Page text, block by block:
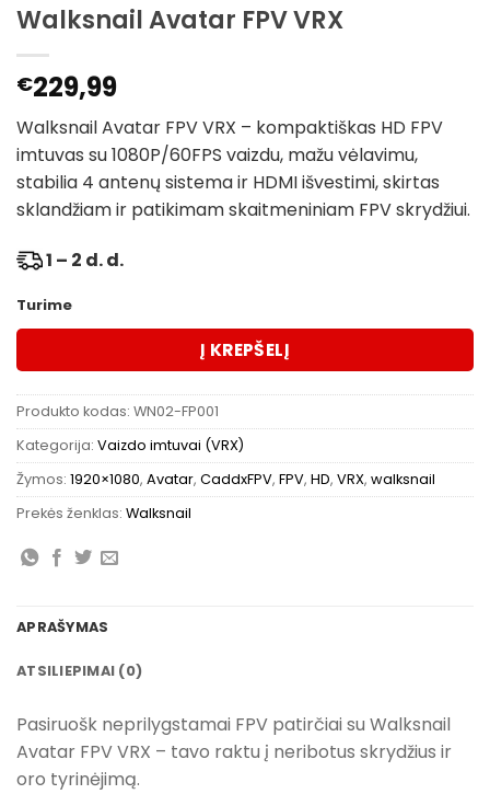
Walksnail Avatar FPV VRX
€229,99
Walksnail Avatar FPV VRX – kompaktiškas HD FPV
imtuvas su 1080P/60FPS vaizdu, mažu vėlavimu,
stabilia 4 antenų sistema ir HDMI išvestimi, skirtas
sklandžiam ir patikimam skaitmeniniam FPV skrydžiui.
1 – 2 d. d.
Turime
Į KREPŠELĮ
Produkto kodas: WN02-FP001
Kategorija: Vaizdo imtuvai (VRX)
Žymos: 1920×1080, Avatar, CaddxFPV, FPV, HD, VRX, walksnail
Prekės ženklas: Walksnail
APRAŠYMAS
ATSILIEPIMAI (0)
Pasiruošk neprilygstamai FPV patirčiai su Walksnail
Avatar FPV VRX – tavo raktu į neribotus skrydžius ir
oro tyrinėjimą.